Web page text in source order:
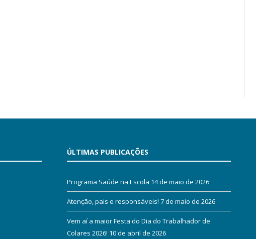
ÚLTIMAS PUBLICAÇÕES
Programa Saúde na Escola 14 de maio de 2026
Atenção, pais e responsáveis! 7 de maio de 2026
Vem aí a maior Festa do Dia do Trabalhador de
Colares 2026! 10 de abril de 2026